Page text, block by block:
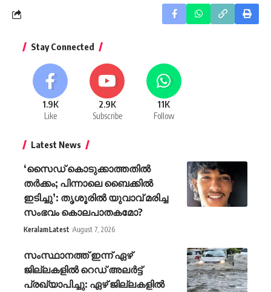
Stay Connected
1.9K
Like
2.9K
Subscribe
11K
Follow
Latest News
‘സൈ‍ഡ് കൊടുക്കാത്തതിൽ
തർക്കം; പിന്നാലെ ബൈക്കിൽ
ഇടിച്ചു’: തൃശൂരിൽ യുവാവ് മരിച്ച
സംഭവം കൊലപാതകമോ?
KeralamLatest August 7, 2026
സംസ്ഥാനത്ത് ഇന്ന് ഏഴ്
ജില്ലകളില്‍ റെഡ് അലർട്ട്
പ്രഖ്യാപിച്ചു: ഏഴ് ജില്ലകളില്‍